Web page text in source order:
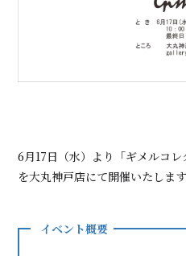
6月17日（水）より「ギメルコ
を大丸神戸店にて開催いたします
イベント概要